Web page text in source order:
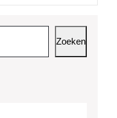
Zoeken